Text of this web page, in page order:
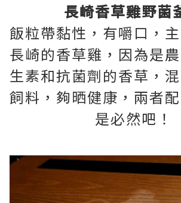
長崎香草雞野菌
飯粒帶黏性，有嚼口，
長崎的香草雞，因為是
生素和抗菌劑的香草，
飼料，夠晒健康，兩者
是必然吧！